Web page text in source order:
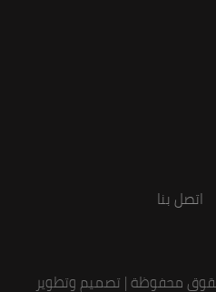
اتصل بنا